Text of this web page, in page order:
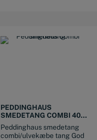
PEDDINGHAUS
SMEDETANG COMBI 400
MM
Peddinghaus smedetang
combi/ulvekæbe tang God